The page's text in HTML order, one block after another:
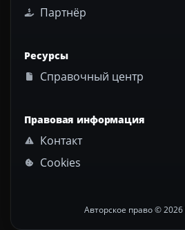
Партнёр
Ресурсы
Справочный центр
Правовая информация
Контакт
Cookies
Авторское право © 2026